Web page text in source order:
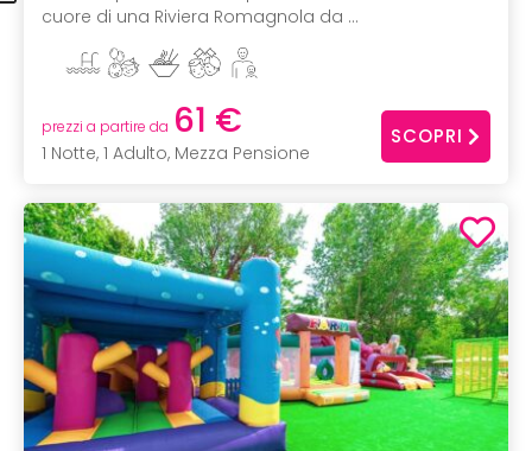
cuore di una Riviera Romagnola da ...
prezzi a partire da 61 €
1 Notte, 1 Adulto, Mezza Pensione
SCOPRI